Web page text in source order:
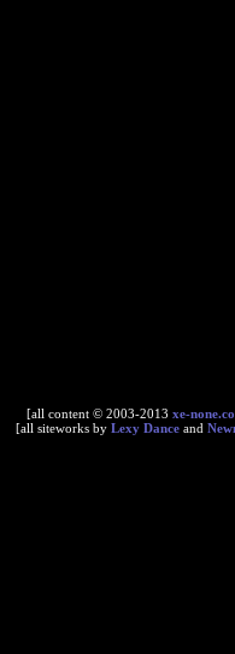
[all content © 2003-2013 xe-
[all siteworks by Lexy Danceand